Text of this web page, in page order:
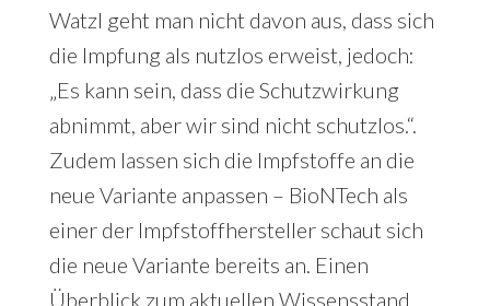
Watzl geht man nicht davon aus, dass sich
die Impfung als nutzlos erweist, jedoch:
„Es kann sein, dass die Schutzwirkung
abnimmt, aber wir sind nicht schutzlos.“.
Zudem lassen sich die Impfstoffe an die
neue Variante anpassen – BioNTech als
einer der Impfstoffhersteller schaut sich
die neue Variante bereits an. Einen
Überblick zum aktuellen Wissensstand